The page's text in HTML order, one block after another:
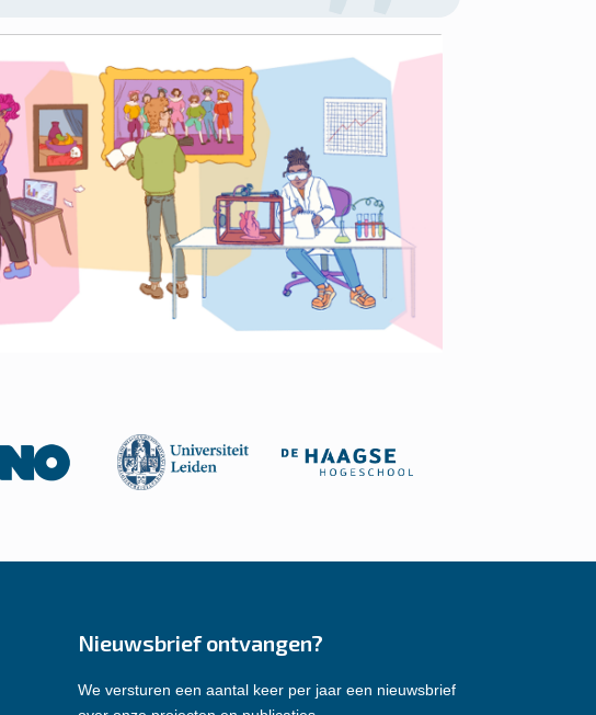
Nieuwsbrief ontvangen?
We versturen een aantal keer per jaar een nieuwsbrief